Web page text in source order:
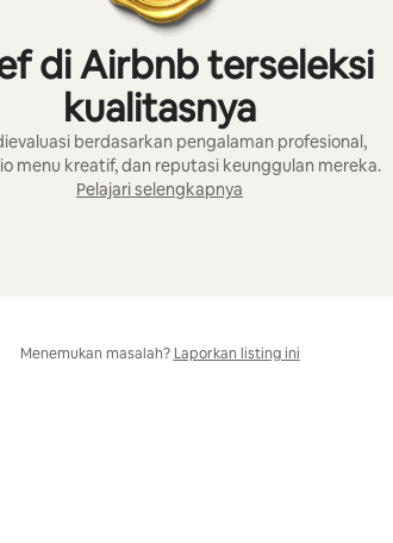
di Airbnb terseleksi
kualitasnya
berdasarkan pengalaman profesional,
menu kreatif, dan reputasi keunggulan mereka.
Pelajari selengkapnya
Menemukan masalah? Laporkan listing ini